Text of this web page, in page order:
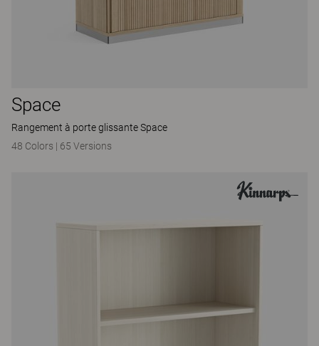
Space
Rangement à porte glissante Space
48 Colors | 65 Versions